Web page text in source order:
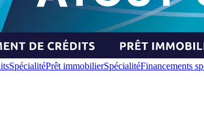
SpécialitéPrêt immobilierSpécialitéFinancements